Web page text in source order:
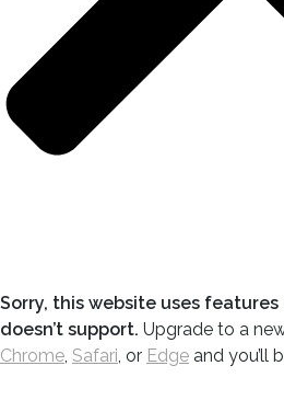
Sorry, this website uses
doesn’t support. Upgrade to a
Chrome, Safari, or Edge and you’ll